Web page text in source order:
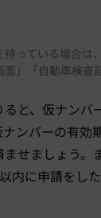
持っている場合は
面」「自動車検査
ると、仮ナンバ
ンバーの有効
せましょう。
内に申請をし